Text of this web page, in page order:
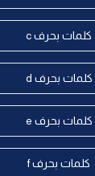
كلمات بحرف c
كلمات بحرف d
كلمات بحرف e
كلمات بحرف f